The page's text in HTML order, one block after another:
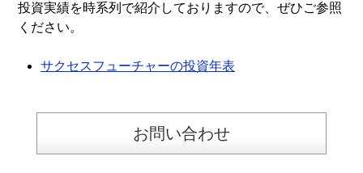
投資実績を時系列で紹介しておりますので、ぜひご参照
ください。
サクセスフューチャーの投資年表
お問い合わせ